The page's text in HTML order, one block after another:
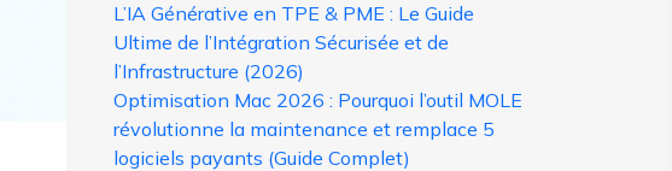
L’IA Générative en TPE & PME : Le Guide
Ultime de l’Intégration Sécurisée et de
l’Infrastructure (2026)
Optimisation Mac 2026 : Pourquoi l’outil MOLE
révolutionne la maintenance et remplace 5
logiciels payants (Guide Complet)